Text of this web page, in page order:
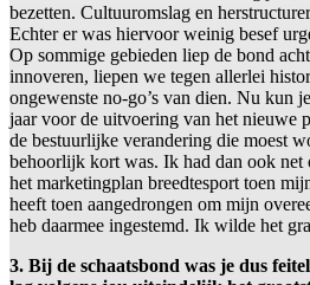
bezetten. Cultuuromslag en
Echter er was hiervoor weinig besef
Op sommige gebieden liep de bond
innoveren, liepen we tegen allerlei
ongewenste no-go’s van dien. Nu kun
jaar voor de uitvoering van het nieuwe
de bestuurlijke verandering die moest
behoorlijk kort was. Ik had dan ook net
het marketingplan breedtesport toen
heeft toen aangedrongen om mijn
heb daarmee ingestemd. Ik wilde het
3. Bij de schaatsbond was je dus